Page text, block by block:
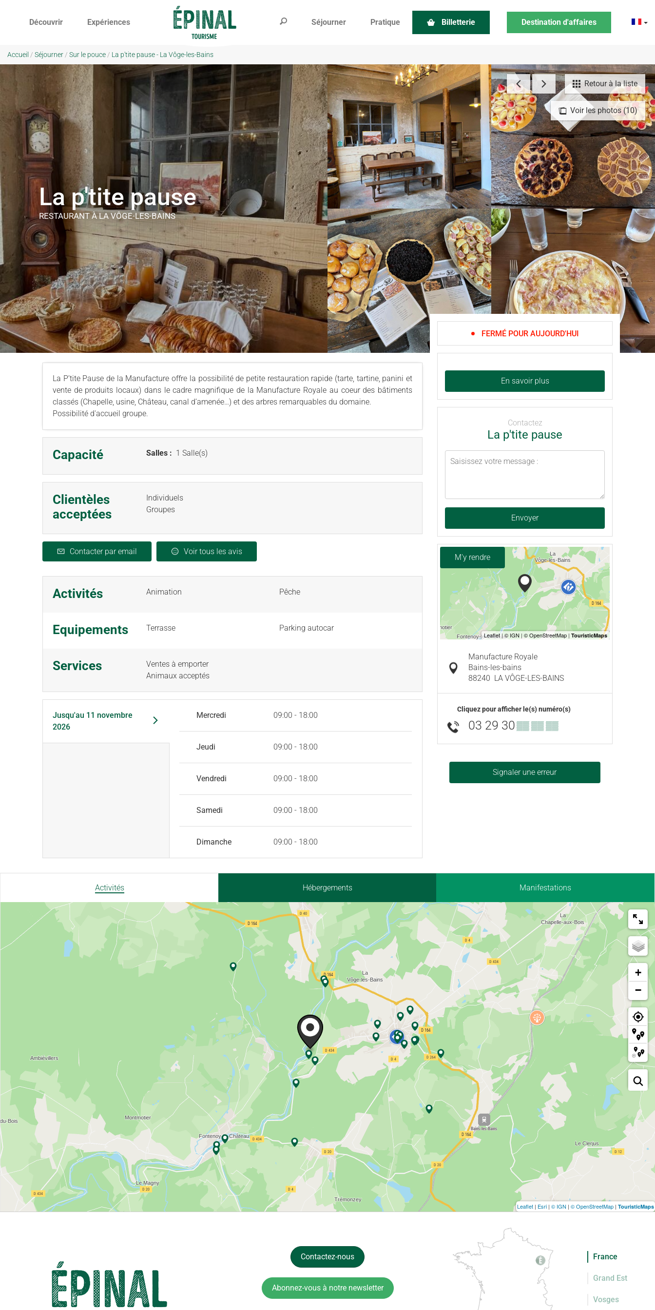
Découvrir Expériences Séjourner Pratique Billetterie Destination d'affaires
Accueil / Séjourner / Sur le pouce / La p'tite pause - La Vôge-les-Bains
Voir les photos (10)
Retour à la liste
La p'tite pause
RESTAURANTÀ LA VÔGE-LES-BAINS
La P’tite Pause de la Manufacture offre la possibilité de petite restauration rapide (tarte, tartine, panini et
vente de produits locaux) dans le cadre magnifique de la Manufacture Royale au coeur des bâtiments
classés (Chapelle, usine, Château, canal d’amenée…) et des arbres remarquables du domaine.
Possibilité d'accueil groupe.
Capacité Salles : 1 Salle(s)
Clientèles
acceptées
Individuels
Groupes
Contacter par email Voir tous les avis
Activités Animation Pêche
Equipements Terrasse Parking autocar
Services
Ventes à emporter
Animaux acceptés
Jusqu'au 11 novembre
2026
Mercredi 09:00 - 18:00
Jeudi 09:00 - 18:00
Vendredi 09:00 - 18:00
Samedi 09:00 - 18:00
Dimanche 09:00 - 18:00
FERMÉ POUR AUJOURD'HUI
En savoir plus
Contactez
La p'tite pause
Envoyer
M'y rendre
Manufacture Royale
Bains-les-bains
88240 LA VÔGE-LES-BAINS
Cliquez pour afficher le(s) numéro(s)
03 29 30▒▒ ▒▒ ▒▒
Signaler une erreur
Activités Hébergements Manifestations
+
−
Leaflet | Esri | © IGN | © OpenStreetMap | TouristicMaps
Contactez-nous
Abonnez-vous à notre newsletter
France
Grand Est
Vosges